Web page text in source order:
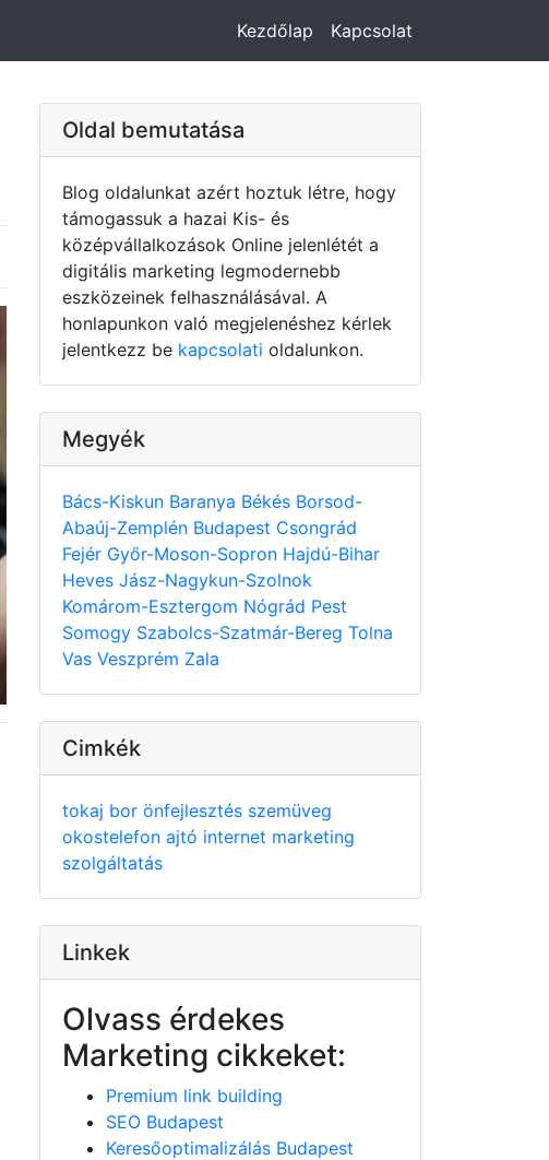
Kezdőlap Kapcsolat
Oldal bemutatása
Blog oldalunkat azért hoztuk létre, hogy
támogassuk a hazai Kis- és
középvállalkozások Online jelenlétét a
digitális marketing legmodernebb
eszközeinek felhasználásával. A
honlapunkon való megjelenéshez kérlek
jelentkezz be kapcsolati oldalunkon.
Megyék
Bács-Kiskun Baranya Békés Borsod-
Abaúj-Zemplén Budapest Csongrád
Fejér Győr-Moson-Sopron Hajdú-Bihar
Heves Jász-Nagykun-Szolnok
Komárom-Esztergom Nógrád Pest
Somogy Szabolcs-Szatmár-Bereg Tolna
Vas Veszprém Zala
Cimkék
tokaj bor önfejlesztés szemüveg
okostelefon ajtó internet marketing
szolgáltatás
Linkek
Olvass érdekes
Marketing cikkeket:
Premium link building
SEO Budapest
Keresőoptimalizálás Budapest